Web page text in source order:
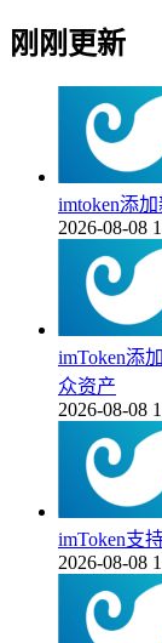
刚刚更新
imtoken添
2026-08-08
imToken添
众资产
2026-08-08
imToken支
2026-08-08